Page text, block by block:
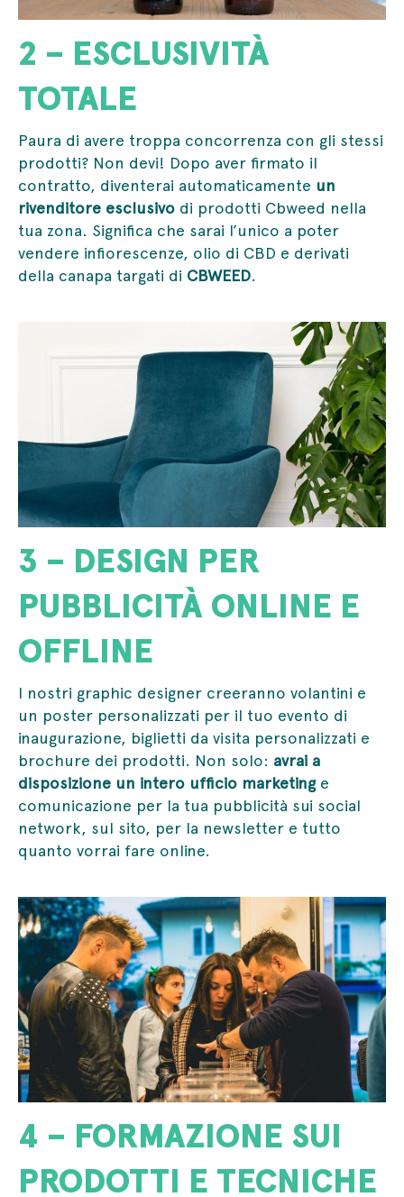
2 – ESCLUSIVITÀ
TOTALE
Paura di avere troppa concorrenza con gli stessi
prodotti? Non devi! Dopo aver ﬁrmato il
contratto, diventerai automaticamente un
rivenditore esclusivo di prodotti Cbweed nella
tua zona. Signiﬁca che sarai l’unico a poter
vendere infiorescenze, olio di CBD e derivati
della canapa targati di CBWEED.
3 – DESIGN PER
PUBBLICITÀ ONLINE E
OFFLINE
I nostri graphic designer creeranno volantini e
un poster personalizzati per il tuo evento di
inaugurazione, biglietti da visita personalizzati e
brochure dei prodotti. Non solo: avrai a
disposizione un intero ufficio marketinge
comunicazione per la tua pubblicità sui social
network, sul sito, per la newsletter e tutto
quanto vorrai fare online.
4 – FORMAZIONE SUI
PRODOTTI E TECNICHE